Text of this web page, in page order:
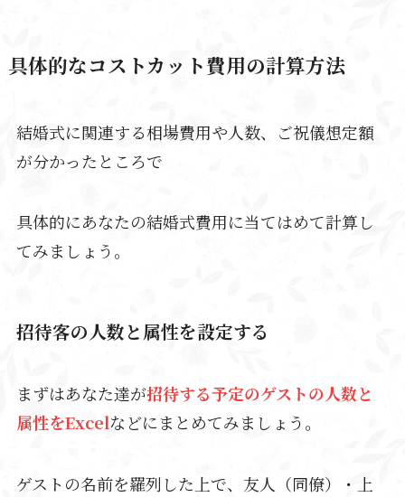
具体的なコストカット費用の計算方法
結婚式に関連する相場費用や人数、ご祝儀想定額
が分かったところで
具体的にあなたの結婚式費用に当てはめて計算し
てみましょう。
招待客の人数と属性を設定する
まずはあなた達が招待する予定のゲストの人数と
属性をExcelなどにまとめてみましょう。
ゲストの名前を羅列した上で、友人（同僚）・上